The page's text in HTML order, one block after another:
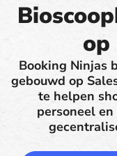
op
Booking Ninjas
gebouwd op
te helpen
personeel